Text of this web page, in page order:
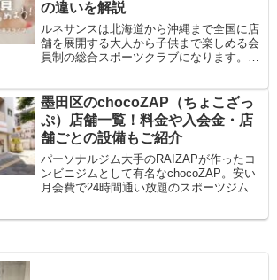
の違いを解説
ルネサンスは北海道から沖縄まで全国に店
舗を展開する大人から子供まで楽しめる会
員制の総合スポーツクラブになります。フ
墨田区のchocoZAP（ちょこざっ
ぷ）店舗一覧！料金や入会金・店
舗ごとの設備もご紹介
パーソナルジム大手のRAIZAPが作ったコ
ンビニジムとして有名なchocoZAP。安い
月会費で24時間通い放題のスポーツジムで